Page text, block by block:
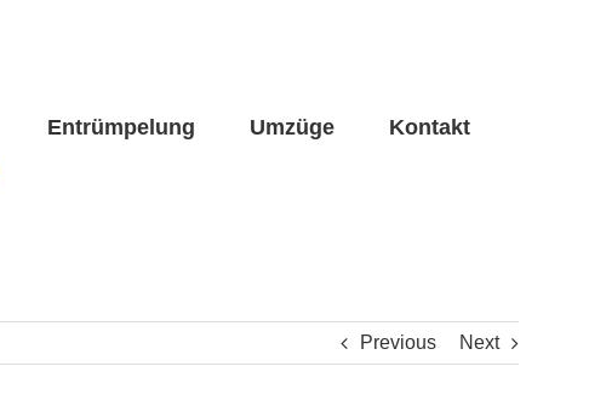
Entrümpelung Umzüge Kontakt
Previous Next